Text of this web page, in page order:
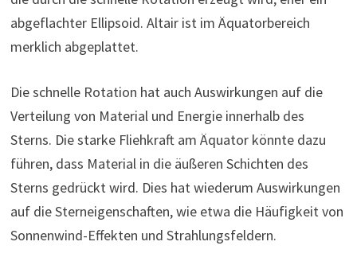
abgeflachter Ellipsoid. Altair ist im Äquatorbereich
merklich abgeplattet.
Die schnelle Rotation hat auch Auswirkungen auf die
Verteilung von Material und Energie innerhalb des
Sterns. Die starke Fliehkraft am Äquator könnte dazu
führen, dass Material in die äußeren Schichten des
Sterns gedrückt wird. Dies hat wiederum Auswirkungen
auf die Sterneigenschaften, wie etwa die Häufigkeit von
Sonnenwind-Effekten und Strahlungsfeldern.